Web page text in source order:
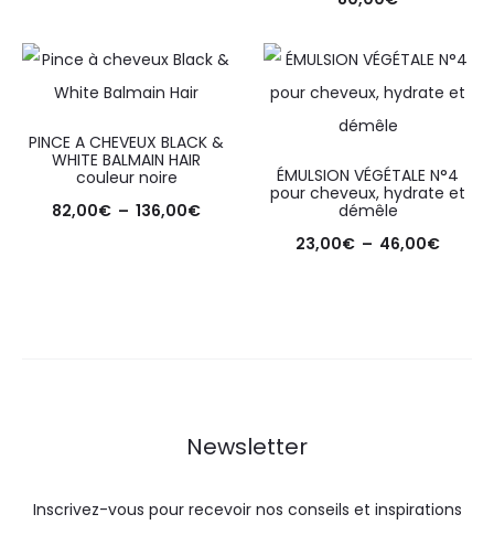
PINCE A CHEVEUX BLACK &
WHITE BALMAIN HAIR
couleur noire
82,00€ – 136,00€
ÉMULSION VÉGÉTALE N°4
pour cheveux, hydrate et
démêle
23,00€ – 46,00€
Newsletter
Inscrivez-vous pour recevoir nos conseils et inspirations